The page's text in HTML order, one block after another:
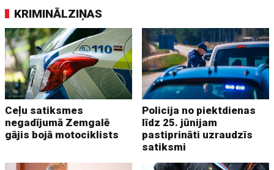
KRIMINĀLZIŅAS
Ceļu satiksmes
negadījumā Zemgalē
gājis bojā motociklists
Policija no piektdienas
līdz 25. jūnijam
pastiprināti uzraudzīs
satiksmi